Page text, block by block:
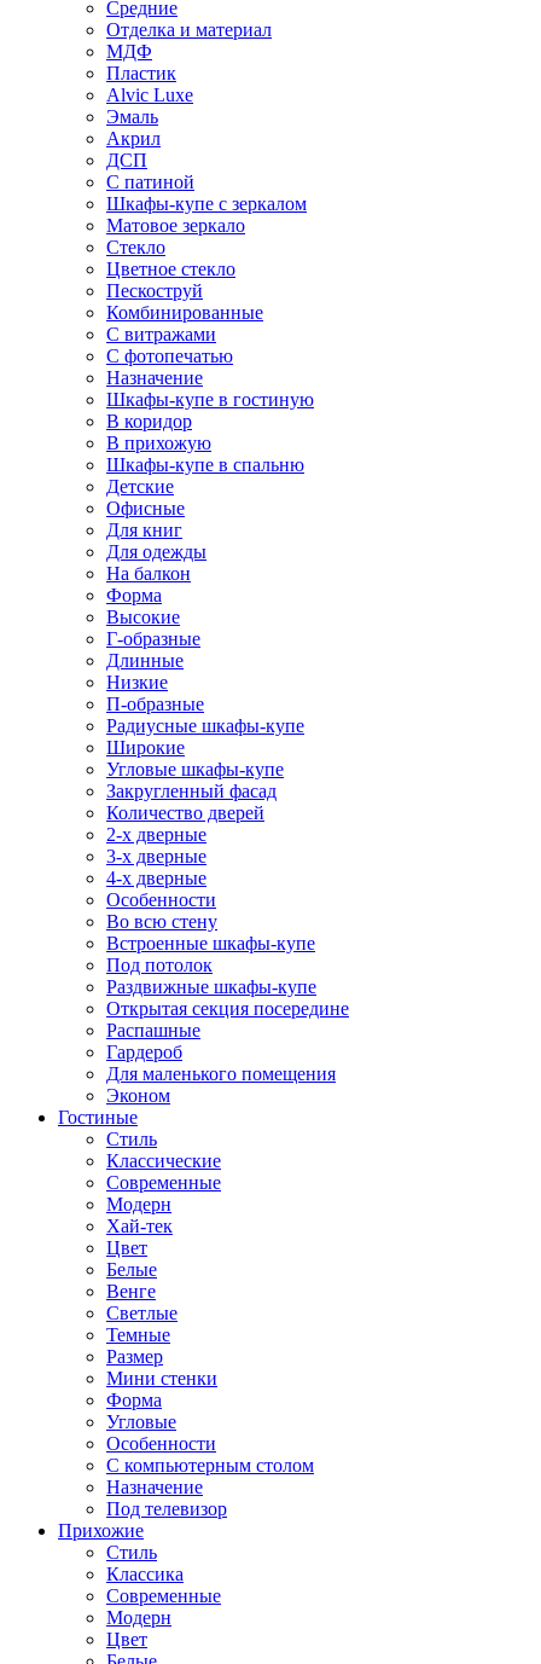
Средние
Отделка и материал
МДФ
Пластик
Alvic Luxe
Эмаль
Акрил
ДСП
С патиной
Шкафы-купе с зеркалом
Матовое зеркало
Стекло
Цветное стекло
Пескоструй
Комбинированные
С витражами
С фотопечатью
Назначение
Шкафы-купе в гостиную
В коридор
В прихожую
Шкафы-купе в спальню
Детские
Офисные
Для книг
Для одежды
На балкон
Форма
Высокие
Г-образные
Длинные
Низкие
П-образные
Радиусные шкафы-купе
Широкие
Угловые шкафы-купе
Закругленный фасад
Количество дверей
2-х дверные
3-х дверные
4-х дверные
Особенности
Во всю стену
Встроенные шкафы-купе
Под потолок
Раздвижные шкафы-купе
Открытая секция посередине
Распашные
Гардероб
Для маленького помещения
Эконом
Гостиные
Стиль
Классические
Современные
Модерн
Хай-тек
Цвет
Белые
Венге
Светлые
Темные
Размер
Мини стенки
Форма
Угловые
Особенности
С компьютерным столом
Назначение
Под телевизор
Прихожие
Стиль
Классика
Современные
Модерн
Цвет